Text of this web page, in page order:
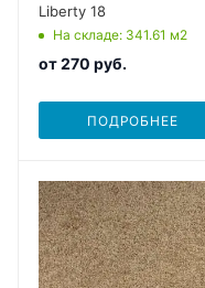
Liberty 18
На складе: 341.61 м2
от270 руб.
ПОДРОБНЕЕ